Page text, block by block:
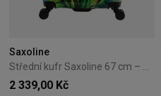
Saxoline
2 339,00 Kč